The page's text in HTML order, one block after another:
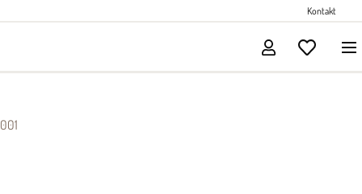
Kontakt